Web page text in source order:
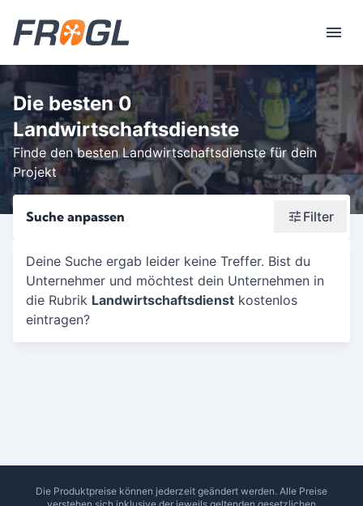
Die besten 0
Landwirtschaftsdienste
Finde den besten Landwirtschaftsdienste für dein
Projekt
Suche anpassen Filter
Wonach suchst du?
Stadt oder Postleitzahl
Deine Suche ergab leider keine Treffer. Bist du
Unternehmer und möchtest dein Unternehmen in
die Rubrik Landwirtschaftsdienst kostenlos
eintragen?
Die Produktpreise können jederzeit geändert werden. Alle Preise